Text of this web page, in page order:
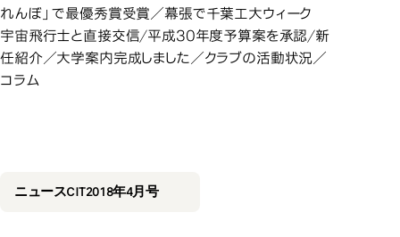
れんぼ」で最優秀賞受賞／幕張で千葉工大ウィーク
宇宙飛行士と直接交信/平成30年度予算案を承認/新
任紹介／大学案内完成しました／クラブの活動状況／
コラム
2018年4月号
ニュースCIT2018年4月号